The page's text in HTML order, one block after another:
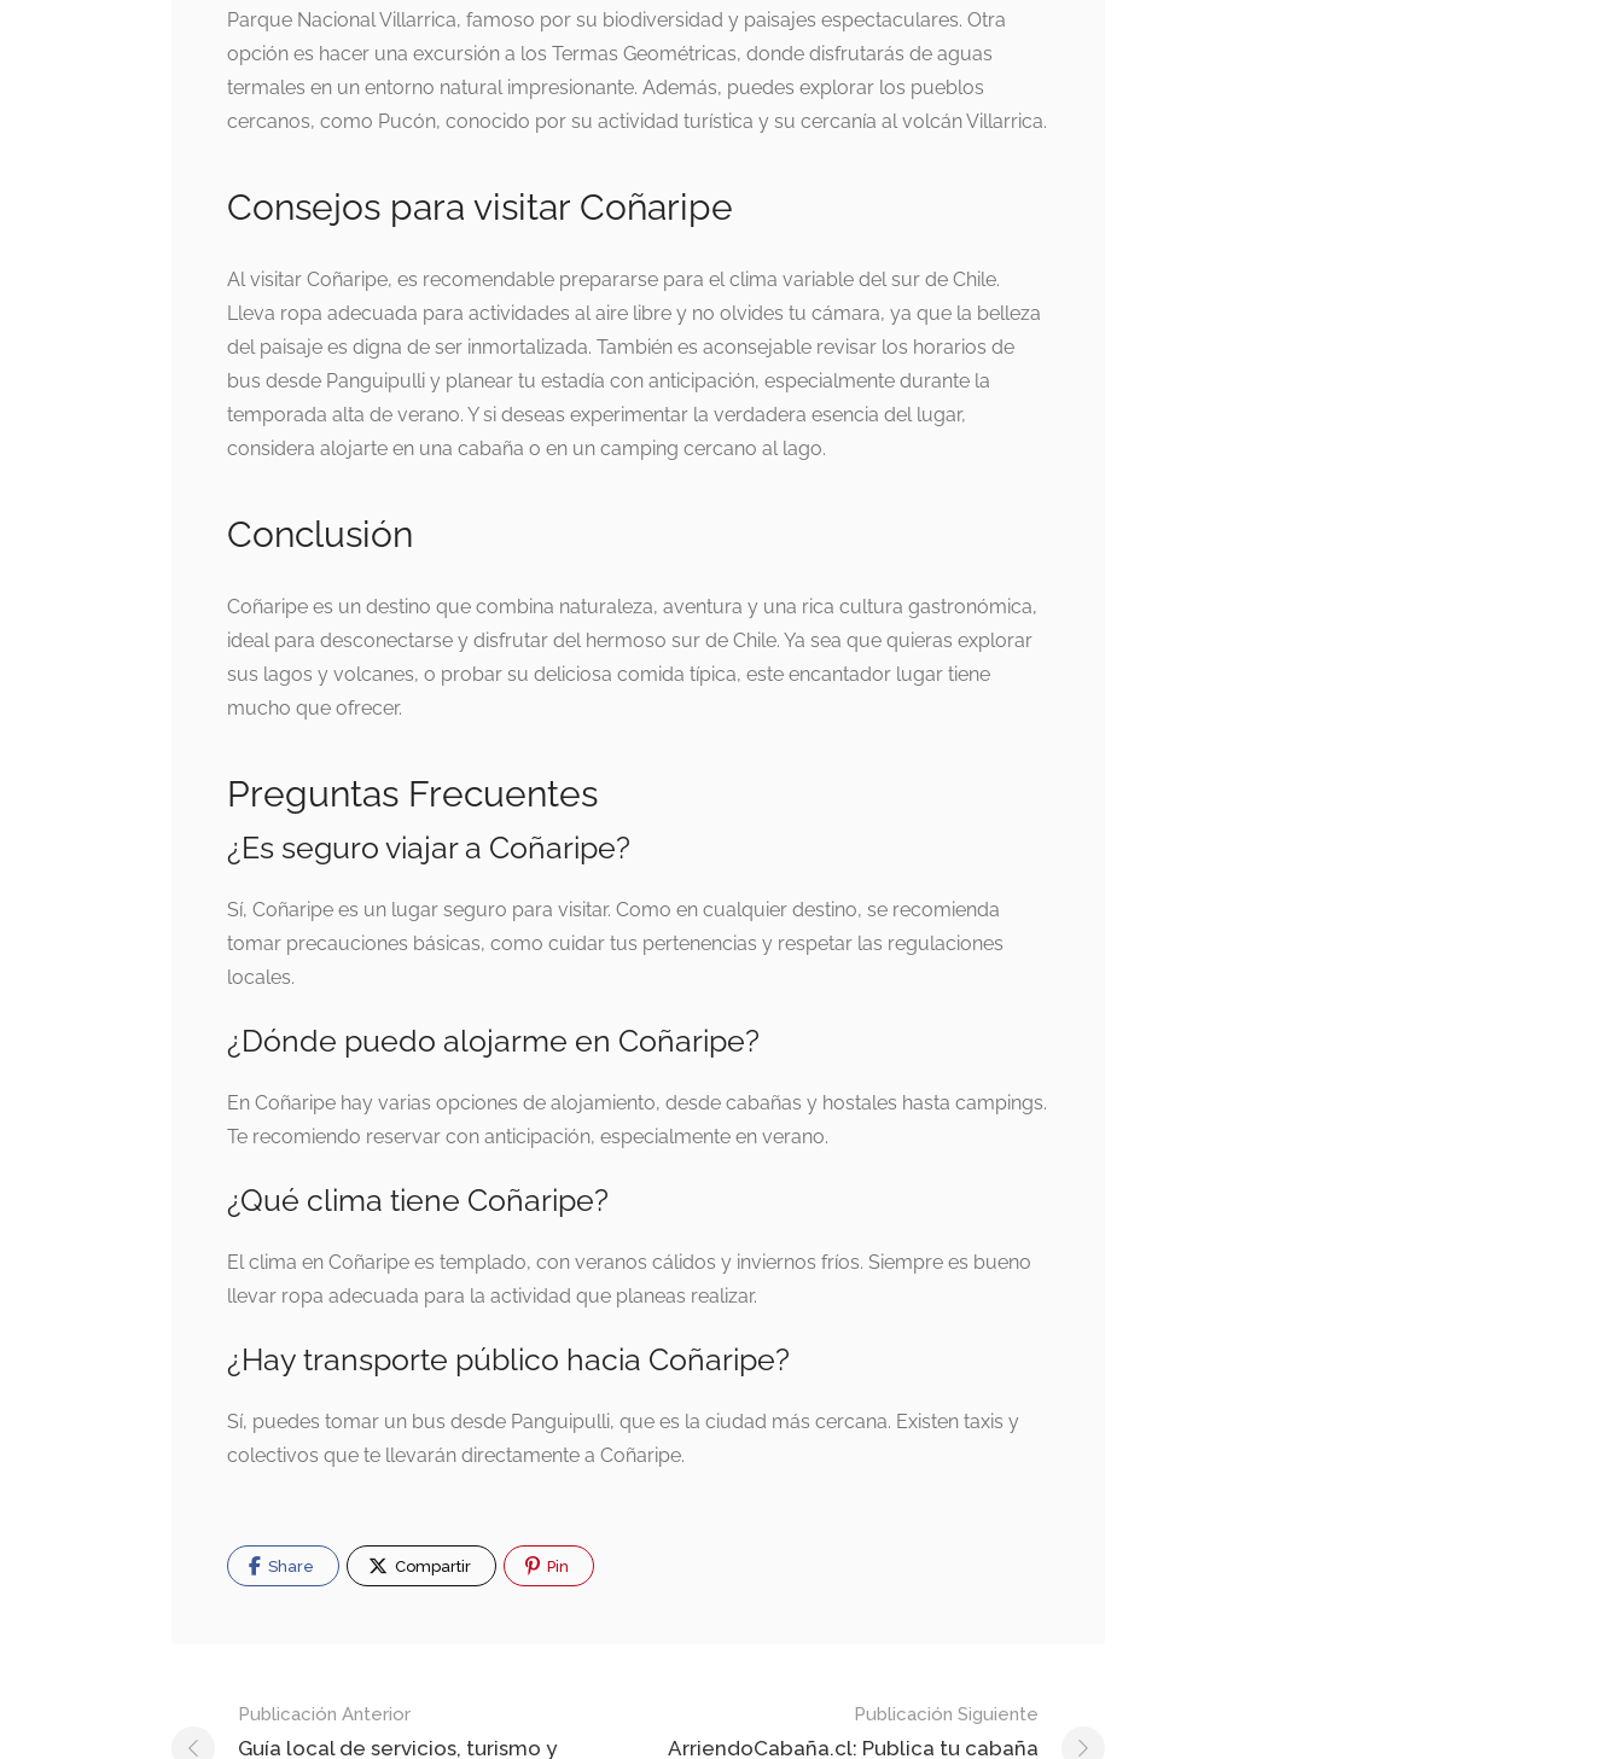
Parque Nacional Villarrica, famoso por su biodiversidad y paisajes espectaculares. Otra
opción es hacer una excursión a los Termas Geométricas, donde disfrutarás de aguas
termales en un entorno natural impresionante. Además, puedes explorar los pueblos
cercanos, como Pucón, conocido por su actividad turística y su cercanía al volcán Villarrica.
Consejos para visitar Coñaripe
Al visitar Coñaripe, es recomendable prepararse para el clima variable del sur de Chile.
Lleva ropa adecuada para actividades al aire libre y no olvides tu cámara, ya que la belleza
del paisaje es digna de ser inmortalizada. También es aconsejable revisar los horarios de
bus desde Panguipulli y planear tu estadía con anticipación, especialmente durante la
temporada alta de verano. Y si deseas experimentar la verdadera esencia del lugar,
considera alojarte en una cabaña o en un camping cercano al lago.
Conclusión
Coñaripe es un destino que combina naturaleza, aventura y una rica cultura gastronómica,
ideal para desconectarse y disfrutar del hermoso sur de Chile. Ya sea que quieras explorar
sus lagos y volcanes, o probar su deliciosa comida típica, este encantador lugar tiene
mucho que ofrecer.
Preguntas Frecuentes
¿Es seguro viajar a Coñaripe?
Sí, Coñaripe es un lugar seguro para visitar. Como en cualquier destino, se recomienda
tomar precauciones básicas, como cuidar tus pertenencias y respetar las regulaciones
locales.
¿Dónde puedo alojarme en Coñaripe?
En Coñaripe hay varias opciones de alojamiento, desde cabañas y hostales hasta campings.
Te recomiendo reservar con anticipación, especialmente en verano.
¿Qué clima tiene Coñaripe?
El clima en Coñaripe es templado, con veranos cálidos y inviernos fríos. Siempre es bueno
llevar ropa adecuada para la actividad que planeas realizar.
¿Hay transporte público hacia Coñaripe?
Sí, puedes tomar un bus desde Panguipulli, que es la ciudad más cercana. Existen taxis y
colectivos que te llevarán directamente a Coñaripe.
Share Compartir Pin
Navegación
Publicación Anterior
Guía local de servicios, turismo y
Publicación Siguiente
ArriendoCabaña.cl: Publica tu cabaña